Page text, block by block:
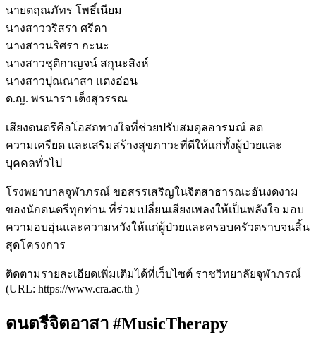
นายตฤณภัทร โพธิ์เนียม
นางสาววริสรา ศรีดา
นางสาวนริศรา กะนะ
นางสาวชุติกาญจน์ สกุนะสิงห์
นางสาวปุณณาสา แตงอ่อน
ด.ญ. พรนารา เต็งสุวรรณ
เสียงดนตรีคือโอสถทางใจที่ช่วยปรับสมดุลอารมณ์ ลด
ความเครียด และเสริมสร้างสุขภาวะที่ดีให้แก่ทั้งผู้ป่วยและ
บุคคลทั่วไป
โรงพยาบาลจุฬาภรณ์ ขอสรรเสริญในจิตสาธารณะอันงดงาม
ของนักดนตรีทุกท่าน ที่ร่วมเปลี่ยนเสียงเพลงให้เป็นพลังใจ มอบ
ความอบอุ่นและความหวังให้แก่ผู้ป่วยและครอบครัวตราบจนสิ้น
สุดโครงการ
ติดตามรายละเอียดเพิ่มเติมได้ที่เว็บไซต์ ราชวิทยาลัยจุฬาภรณ์
(URL: https://www.cra.ac.th )
ดนตรีจิตอาสา #MusicTherapy